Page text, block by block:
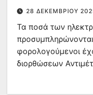
28 ΔΕΚΕΜΒΡΊΟΥ
Τα ποσά των
φορολογούμενοι
διορθώσεων